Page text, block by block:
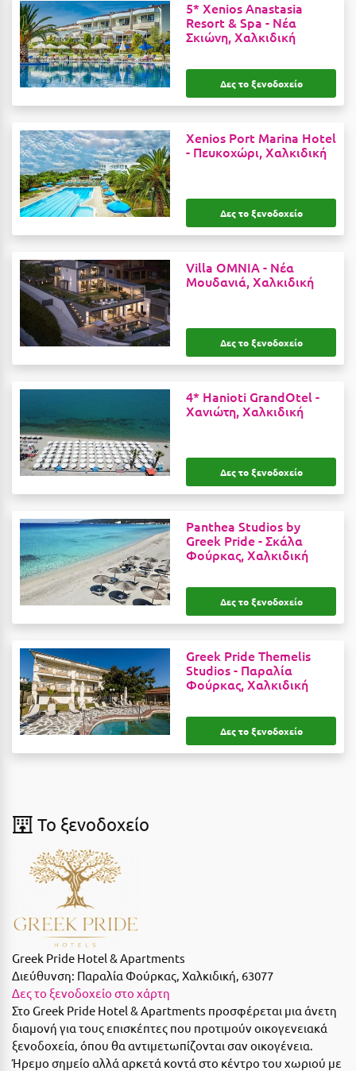
Κοζάνη
Κοκκώνι Κορινθίας
Κομοτηνή
Κόρινθος
Κορώνη
Κουρούτα Ηλείας
Κουφονήσια
Κρουαζιέρες
Κύθηρα
Κυλλήνη
Κύμη Ευβοίας
Κύπρος
Κως
Λ
Λαγκάδια
Λακόπετρα Αχαΐας
Λακωνία
Λασίθι
Λεπτοκαρυά
Λέσβος
Λευκάδα
Λουτρά Πόζαρ
Λουτρά Υπάτης
Λούτσα
Μ
Μάνη
Μαραθώνας Αττικής
Μαρώνεια
5* Xenios Anastasia
Resort & Spa - Νέα
Σκιώνη, Χαλκιδική
Δες το ξενοδοχείο
Xenios Port Marina Hotel
- Πευκοχώρι, Χαλκιδική
Δες το ξενοδοχείο
Villa OMNIA - Νέα
Μουδανιά, Χαλκιδική
Δες το ξενοδοχείο
4* Hanioti GrandOtel -
Χανιώτη, Χαλκιδική
Δες το ξενοδοχείο
Panthea Studios by
Greek Pride -Σκάλα
Φούρκας, Χαλκιδική
Δες το ξενοδοχείο
Greek Pride Themelis
Studios - Παραλία
Φούρκας, Χαλκιδική
Δες το ξενοδοχείο
To ξενοδοχείο
Greek Pride Hotel & Apartments
Διεύθυνση: Παραλία Φούρκας, Χαλκιδική, 63077
Δες το ξενοδοχείο στο χάρτη
Στο Greek Pride Hotel & Apartments προσφέρεται μια άνετη
διαμονή για τους επισκέπτες που προτιμούν οικογενειακά
ξενοδοχεία, όπου θα αντιμετωπίζονται σαν οικογένεια.
Ήρεμο σημείο αλλά αρκετά κοντά στο κέντρο του χωριού με